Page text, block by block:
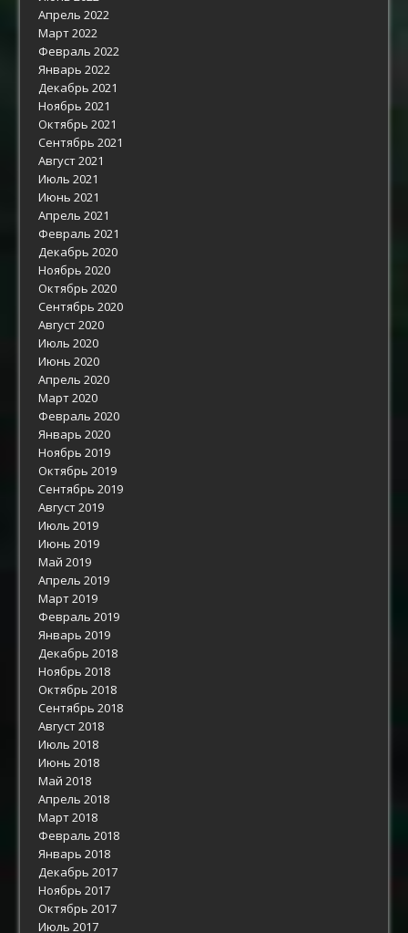
Апрель 2022
Март 2022
Февраль 2022
Январь 2022
Декабрь 2021
Ноябрь 2021
Октябрь 2021
Сентябрь 2021
Август 2021
Июль 2021
Июнь 2021
Апрель 2021
Февраль 2021
Декабрь 2020
Ноябрь 2020
Октябрь 2020
Сентябрь 2020
Август 2020
Июль 2020
Июнь 2020
Апрель 2020
Март 2020
Февраль 2020
Январь 2020
Ноябрь 2019
Октябрь 2019
Сентябрь 2019
Август 2019
Июль 2019
Июнь 2019
Май 2019
Апрель 2019
Март 2019
Февраль 2019
Январь 2019
Декабрь 2018
Ноябрь 2018
Октябрь 2018
Сентябрь 2018
Август 2018
Июль 2018
Июнь 2018
Май 2018
Апрель 2018
Март 2018
Февраль 2018
Январь 2018
Декабрь 2017
Ноябрь 2017
Октябрь 2017
Июль 2017